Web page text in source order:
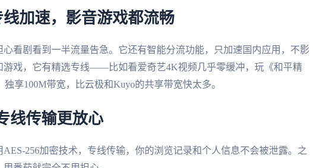
加速，影音游戏都流畅
看剧看到一半流量告急。它还有智能分流功能，只加速国内应用，不影
游戏，它有精选专线——比如看爱奇艺4K视频几乎零缓冲，玩《和平精
享100M带宽，比云极和Kuyo的共享带宽快太多。
线传输更放心
256加密技术，专线传输，你的浏览记录和个人信息不会被泄露。之